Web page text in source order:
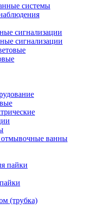
системы
сигнализации
сигнализации
отмывочные ванны
пайки
(трубка)